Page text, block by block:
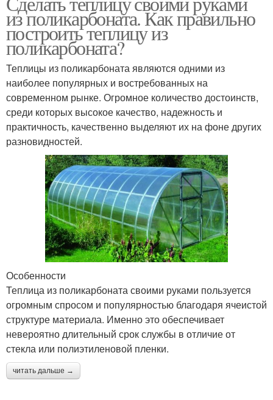
из поликарбоната. Как правильно
построить теплицу из
поликарбоната?
Теплицы из поликарбоната являются одними из
наиболее популярных и востребованных на
современном рынке. Огромное количество достоинств,
среди которых высокое качество, надежность и
практичность, качественно выделяют их на фоне других
разновидностей.
Особенности
Теплица из поликарбоната своими руками пользуется
огромным спросом и популярностью благодаря ячеистой
структуре материала. Именно это обеспечивает
невероятно длительный срок службы в отличие от
стекла или полиэтиленовой пленки.
читать дальше →